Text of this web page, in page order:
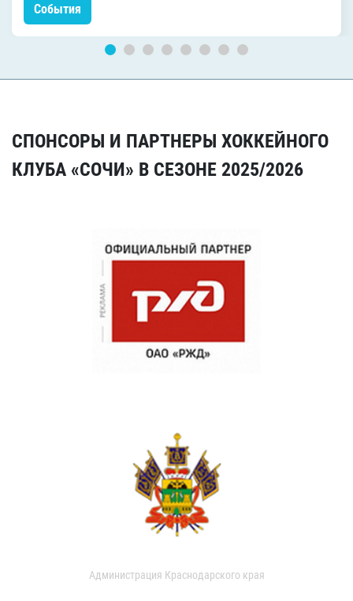
События
СПОНСОРЫ И ПАРТНЕРЫ ХОККЕЙНОГО
КЛУБА «СОЧИ» В СЕЗОНЕ 2025/2026
Администрация Краснодарского края